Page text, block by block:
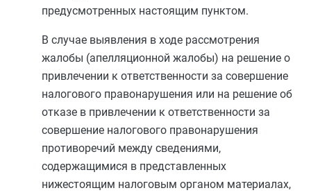
предусмотренных настоящим пунктом.
В случае выявления в ходе рассмотрения
жалобы (апелляционной жалобы) на решение о
привлечении к ответственности за совершение
налогового правонарушения или на решение об
отказе в привлечении к ответственности за
совершение налогового правонарушения
противоречий между сведениями,
содержащимися в представленных
нижестоящим налоговым органом материалах,